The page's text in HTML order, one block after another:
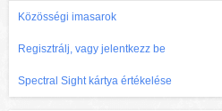
Közösségi imasarok
Regisztrálj, vagy jelentkezz be
Spectral Sight kártya értékelése